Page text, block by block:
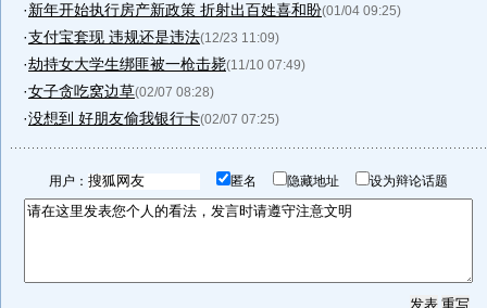
·新年开始执行房产新政策 折射出百姓喜和盼(01/04 09:25)
·支付宝套现 违规还是违法(12/23 11:09)
·劫持女大学生绑匪被一枪击毙(11/10 07:49)
·女子贪吃窝边草(02/07 08:28)
·没想到 好朋友偷我银行卡(02/07 07:25)
用户： 匿名 隐藏地址 设为辩论话题